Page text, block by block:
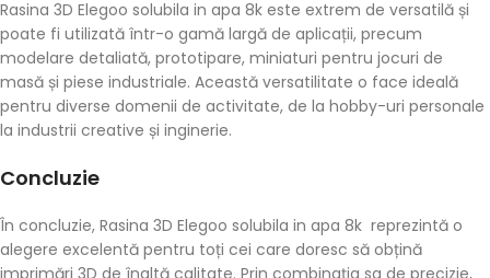
Rasina 3D Elegoo solubila in apa 8k este extrem de versatilă și
poate fi utilizată într-o gamă largă de aplicații, precum
modelare detaliată, prototipare, miniaturi pentru jocuri de
masă și piese industriale. Această versatilitate o face ideală
pentru diverse domenii de activitate, de la hobby-uri personale
la industrii creative și inginerie.
Concluzie
În concluzie, Rasina 3D Elegoo solubila in apa 8k reprezintă o
alegere excelentă pentru toți cei care doresc să obțină